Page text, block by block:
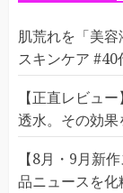
肌荒れを「美
スキンケア #40
【正直レビュ
透水。その効
【8月・9月新
品ニュースを